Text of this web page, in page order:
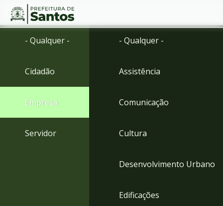
Ir
Ir
menu
Conteúdo
- Qualquer -
Cidadão
Empresa
Servidor
- Qualquer -
Assistência
Comunicação
Cultura
Desenvolvimento Urbano
Edificações